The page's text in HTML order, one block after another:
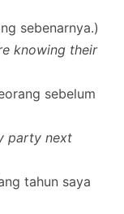
sebenarnya.)
knowing their
sebelum
party next
tahun saya